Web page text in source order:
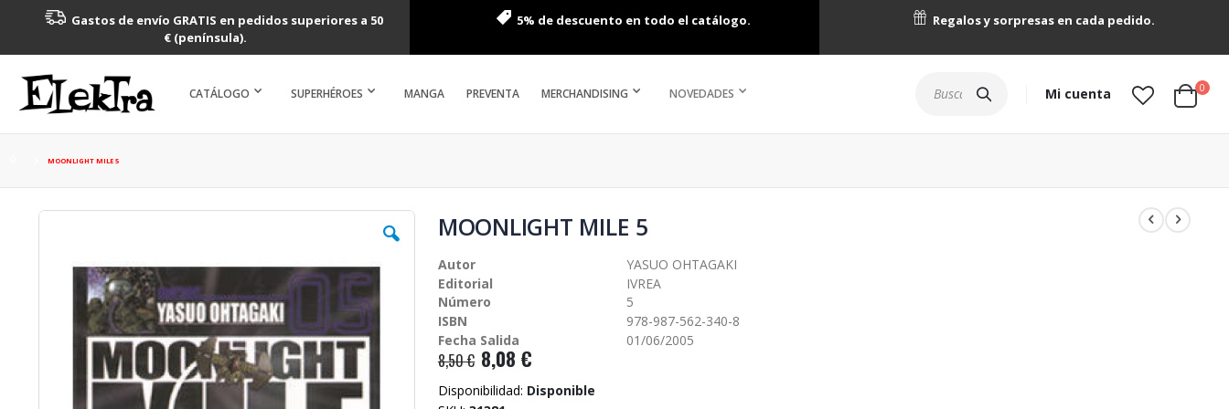
Gastos de envío GRATIS en pedidos superiores a 50
€ (península).
5% de descuento en todo el catálogo. Regalos y sorpresas en cada pedido.
CATÁLOGO SUPERHÉROES MANGA PREVENTA MERCHANDISING NOVEDADES Mi cuenta Cart
0
MOONLIGHT MILE 5
Saltar
imágenes
MOONLIGHT MILE 5
Autor
YASUO OHTAGAKI
Editorial
IVREA
Número
5
ISBN
978-987-562-340-8
Fecha Salida
01/06/2005
8,50 € 8,08 €
Disponibilidad: Disponible